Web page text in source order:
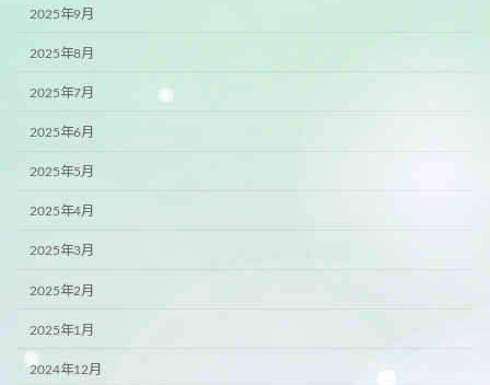
2025年9月
2025年8月
2025年7月
2025年6月
2025年5月
2025年4月
2025年3月
2025年2月
2025年1月
2024年12月